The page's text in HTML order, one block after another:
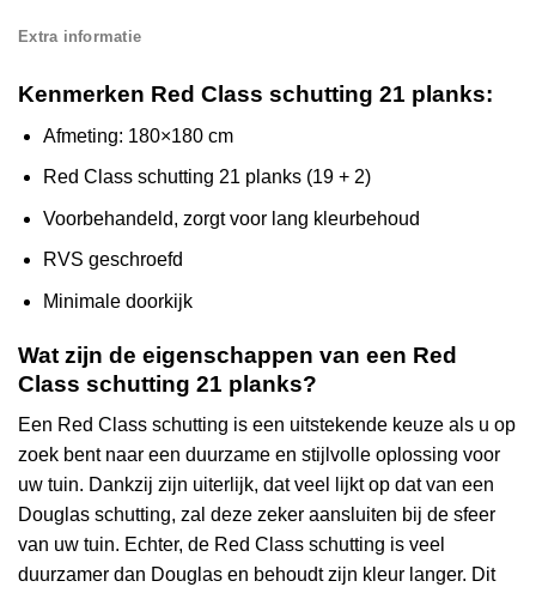
Extra informatie
Kenmerken Red Class schutting 21 planks:
Afmeting: 180×180 cm
Red Class schutting 21 planks (19 + 2)
Voorbehandeld, zorgt voor lang kleurbehoud
RVS geschroefd
Minimale doorkijk
Wat zijn de eigenschappen van een Red
Class schutting 21 planks?
Een Red Class schutting is een uitstekende keuze als u op
zoek bent naar een duurzame en stijlvolle oplossing voor
uw tuin. Dankzij zijn uiterlijk, dat veel lijkt op dat van een
Douglas schutting, zal deze zeker aansluiten bij de sfeer
van uw tuin. Echter, de Red Class schutting is veel
duurzamer dan Douglas en behoudt zijn kleur langer. Dit